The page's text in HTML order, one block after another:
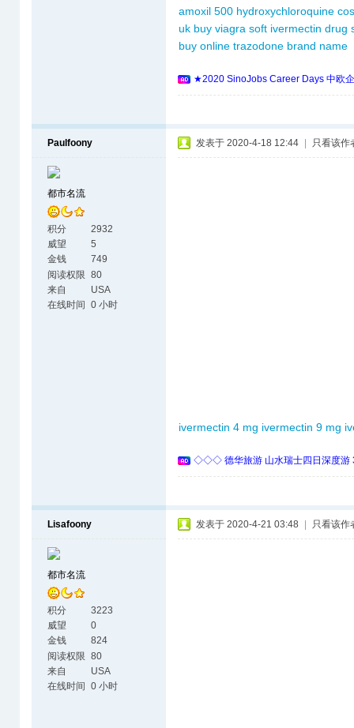
amoxil 500 hydroxychloroquine
uk buy viagra soft ivermectin drug
buy online trazodone brand name
★2020 SinoJobs Career Days 中欧
Paulfoony
都市名流
积分
2932
威望
5
金钱
749
阅读权限 80
来自
USA
在线时间
0 小时
发表于 2020-4-18 12:44 只看该作
ivermectin 4 mg ivermectin 9 mg
◇◇◇ 德华旅游 山水瑞士四日深度
Lisafoony
都市名流
积分
3223
威望
0
金钱
824
阅读权限 80
来自
USA
在线时间
0 小时
发表于 2020-4-21 03:48 只看该作